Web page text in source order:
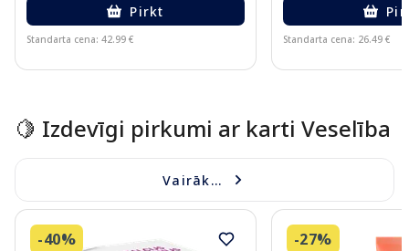
Pirkt
Standarta cena: 42.99 € Standarta cena: 26.49 €
🍋 Izdevīgi pirkumi ar karti Veselība
Vairāk...
-40% -27%